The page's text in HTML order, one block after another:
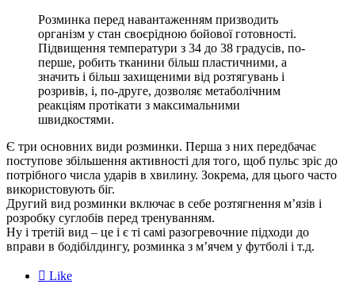
Розминка перед навантаженням призводить
організм у стан своєрідною бойової готовності.
Підвищення температури з 34 до 38 градусів, по-
перше, робить тканини більш пластичними, а
значить і більш захищеними від розтягувань і
розривів, і, по-друге, дозволяє метаболічним
реакціям протікати з максимальними
швидкостями.
Є три основних види розминки. Перша з них передбачає
поступове збільшення активності для того, щоб пульс зріс до
потрібного числа ударів в хвилину. Зокрема, для цього часто
використовують біг.
Другий вид розминки включає в себе розтягнення м’язів і
розробку суглобів перед тренуванням.
Ну і третій вид – це і є ті самі разогревочние підходи до
вправи в бодібілдингу, розминка з м’ячем у футболі і т.д.
 Like